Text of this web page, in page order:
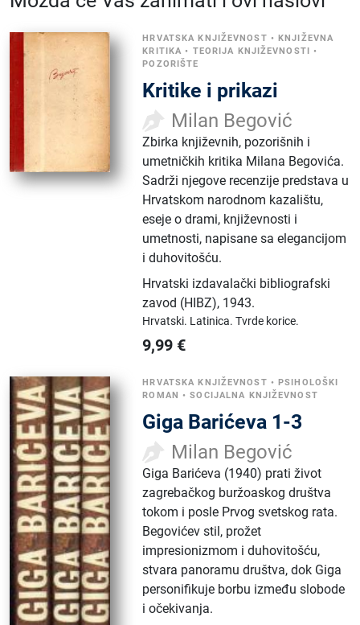
HRVATSKA KNJIŽEVNOST •KNJIŽEVNA
KRITIKA • TEORIJA KNJIŽEVNOSTI •
POZORIŠTE
Kritike i prikazi
Milan Begović
Zbirka književnih, pozorišnih i
umetničkih kritika Milana Begovića.
Sadrži njegove recenzije predstava u
Hrvatskom narodnom kazalištu,
eseje o drami, književnosti i
umetnosti, napisane sa elegancijom
i duhovitošću.
Hrvatski izdavalački bibliografski
zavod (HIBZ), 1943.
Hrvatski. Latinica.Tvrde korice.
9,99 €
HRVATSKA KNJIŽEVNOST •PSIHOLOŠKI
ROMAN •SOCIJALNA KNJIŽEVNOST
Giga Barićeva 1-3
Milan Begović
Giga Barićeva (1940) prati život
zagrebačkog buržoaskog društva
tokom i posle Prvog svetskog rata.
Begovićev stil, prožet
impresionizmom i duhovitošću,
stvara panoramu društva, dok Giga
personifikuje borbu između slobode
i očekivanja.